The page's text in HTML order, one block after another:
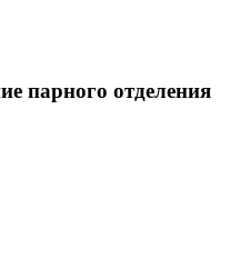
парного отделения